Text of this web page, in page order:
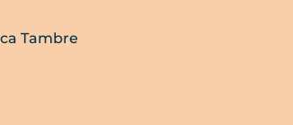
Tambre